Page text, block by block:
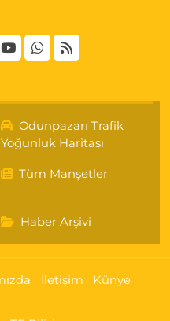
Odunpazarı Trafik
Yoğunluk Haritası
Tüm Manşetler
Haber Arşivi
İletişim Künye